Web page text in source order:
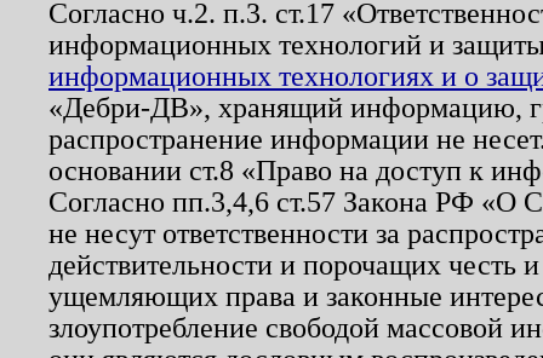
Согласно ч.2. п.3. ст.17
информационных технологий и
информационных технологиях и о
«Дебри-ДВ», хранящий информацию,
распространение информации не
основании ст.8 «Право на доступ к
Согласно пп.3,4,6 ст.57 Закона РФ «О
не несут ответственности за
действительности и порочащих честь
ущемляющих права и законные
злоупотребление свободой массовой